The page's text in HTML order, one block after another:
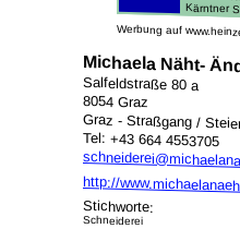
Werbung auf
Michaela Näht-
Salfeldstraße 80 a
8054 Graz
Graz - Straßgang /
Tel: +43 664 4553705
http://
Stichworte:
Schneiderei